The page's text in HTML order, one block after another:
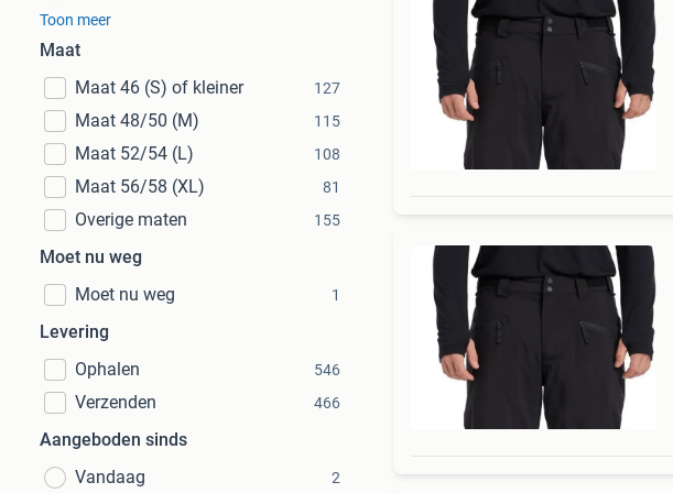
Toon meer
Maat
Maat 46 (S) of kleiner
127
Maat 48/50 (M) 115
Maat 52/54 (L) 108
Maat 56/58 (XL) 81
Overige maten 155
Moet nu weg
Moet nu weg
1
Levering
Ophalen
546
Verzenden 466
Aangeboden sinds
Vandaag
2